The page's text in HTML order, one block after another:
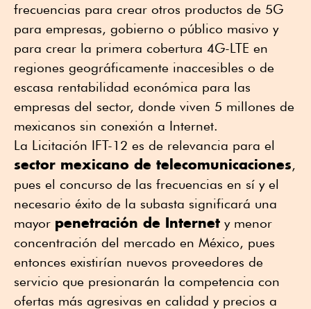
frecuencias para crear otros productos de 5G
para empresas, gobierno o público masivo y
para crear la primera cobertura 4G-LTE en
regiones geográficamente inaccesibles o de
escasa rentabilidad económica para las
empresas del sector, donde viven 5 millones de
mexicanos sin conexión a Internet.
La Licitación IFT-12 es de relevancia para el
sector mexicano de telecomunicaciones,
pues el concurso de las frecuencias en sí y el
necesario éxito de la subasta significará una
mayor penetración de Internet y menor
concentración del mercado en México, pues
entonces existirían nuevos proveedores de
servicio que presionarán la competencia con
ofertas más agresivas en calidad y precios a